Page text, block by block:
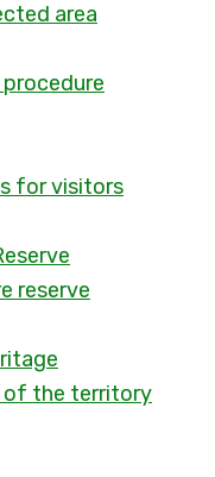
area
for visitors
reserve
the territory